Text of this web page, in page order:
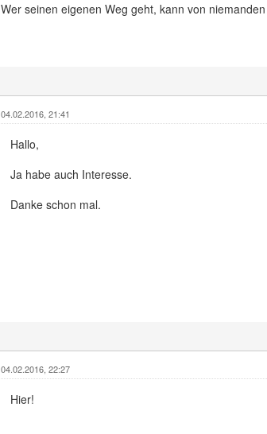
Wer seinen eigenen Weg geht, kann von
04.02.2016, 21:41
Hallo,
Ja habe auch Interesse.
Danke schon mal.
04.02.2016, 22:27
Hier!